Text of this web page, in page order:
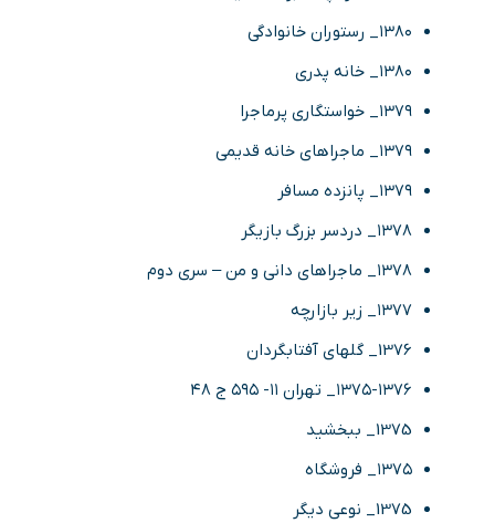
۱۳۸۰_ رستوران خانوادگی
۱۳۸۰_ خانه پدری
۱۳۷۹_ خواستگاری پرماجرا
۱۳۷۹_ ماجراهای خانه قدیمی
۱۳۷۹_ پانزده مسافر
۱۳۷۸_ دردسر بزرگ بازیگر
۱۳۷۸_ ماجراهای دانی و من – سری دوم
۱۳۷۷_ زیر بازارچه
1376_ گلهای آفتابگردان
۱۳۷۵-۱۳۷۶_ تهران ۱۱- ۵۹۵ ج ۴۸
1375_ ببخشید
۱۳۷۵_ فروشگاه
1375_ نوعی دیگر